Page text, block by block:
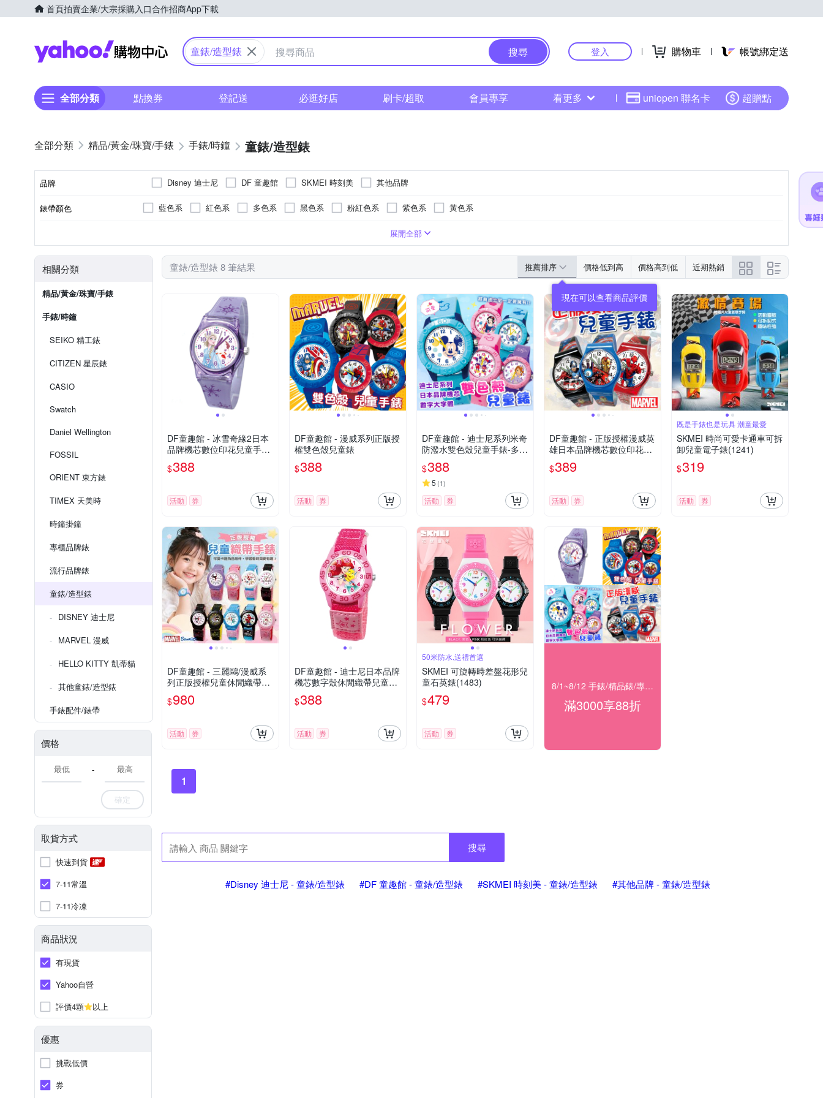
首頁拍賣企業/大宗採購入口合作招商App下載
Yahoo購物中心
童錶/造型錶 搜尋 登入 購物車 帳號綁定送
全部分類 點換券 登記送 必逛好店 刷卡/超取 會員專享 看更多 uniopen 聯名卡 超贈點
精品/黃金/珠寶/手錶 手錶/時鐘 童錶/造型錶
品牌 Disney 迪士尼 DF 童趣館 SKMEI 時刻美 其他品牌
錶帶顏色 藍色系 紅色系 多色系 黑色系 粉紅色系 紫色系 黃色系
卡其色系
展開全部
相關分類
精品/黃金/珠寶/手錶
手錶/時鐘
SEIKO 精工錶
CITIZEN 星辰錶
CASIO
Swatch
Daniel Wellington
FOSSIL
ORIENT 東方錶
TIMEX 天美時
時鐘掛鐘
專櫃品牌錶
流行品牌錶
童錶/造型錶
DISNEY 迪士尼
MARVEL 漫威
HELLO KITTY 凱蒂貓
其他童錶/造型錶
手錶配件/錶帶
價格
-
確定
取貨方式
快速到貨
7-11常溫
7-11冷凍
商品狀況
有現貨
Yahoo自營
評價4顆
以上
優惠
挑戰低價
券
童錶/造型錶 8 筆結果 推薦排序 價格低到高 價格高到低 近期熱銷
現在可以查看商品評價
DF童趣館 - 冰雪奇緣2日本
品牌機芯數位印花兒童手錶-
共3色
$388
活動 券
DF童趣館 - 漫威系列正版授
權雙色殼兒童錶
$388
活動 券
DF童趣館 - 迪士尼系列米奇
防潑水雙色殼兒童手錶-多款
可選
$388
5 (1)
活動 券
DF童趣館 - 正版授權漫威英
雄日本品牌機芯數位印花兒
童手錶
$389
活動 券
既是手錶也是玩具 潮童最愛
SKMEI 時尚可愛卡通車可拆
卸兒童電子錶(1241)
$319
活動 券
DF童趣館 - 三麗鷗/漫威系
列正版授權兒童休閒織帶錶
- 多款可選
$980
活動 券
DF童趣館 - 迪士尼日本品牌
機芯數字殼休閒織帶兒童手
錶 - 多款可選
$388
活動 券
50米防水,送禮首選
SKMEI 可旋轉時差盤花形兒
童石英錶(1483)
$479
活動 券
8/1~8/12 手錶/精品錶/專櫃飾品 指定商品滿$3000享88折
滿3000享88折
1
搜尋
#Disney 迪士尼 - 童錶/造型錶 #DF 童趣館 - 童錶/造型錶 #SKMEI 時刻美 - 童錶/造型錶 #其他品牌 - 童錶/造型錶